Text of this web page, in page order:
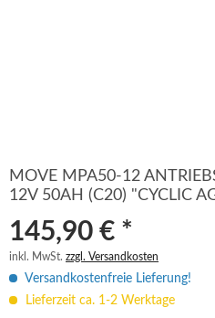
MOVE MPA50-12
12V 50AH (C20) "CYCLIC
145,90 € *
inkl. MwSt. zzgl. Versandkosten
Versandkostenfreie Lieferung!
Lieferzeit ca. 1-2 Werktage